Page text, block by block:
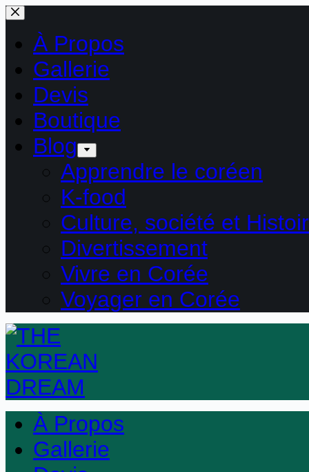
Passer
au
contenuÀ Propos
Gallerie
Devis
Boutique
Blog
Apprendre le coréen
K-food
Culture, société et
Divertissement
Vivre en Corée
Voyager en Corée
À Propos
Gallerie